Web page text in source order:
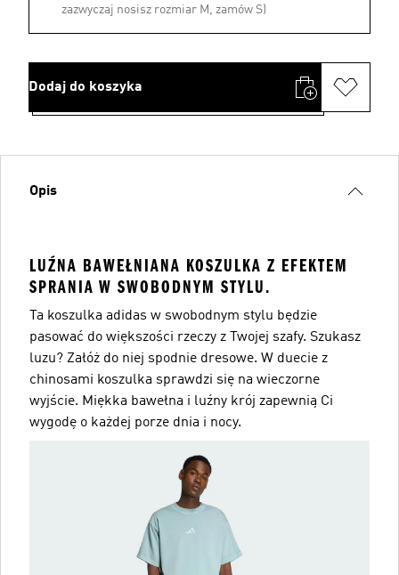
zazwyczaj nosisz rozmiar M, zamów S)
Dodaj do koszyka
Opis
LUŹNA BAWEŁNIANA KOSZULKA Z EFEKTEM
SPRANIA W SWOBODNYM STYLU.
Ta koszulka adidas w swobodnym stylu będzie
pasować do większości rzeczy z Twojej szafy. Szukasz
luzu? Załóż do niej spodnie dresowe. W duecie z
chinosami koszulka sprawdzi się na wieczorne
wyjście. Miękka bawełna i luźny krój zapewnią Ci
wygodę o każdej porze dnia i nocy.